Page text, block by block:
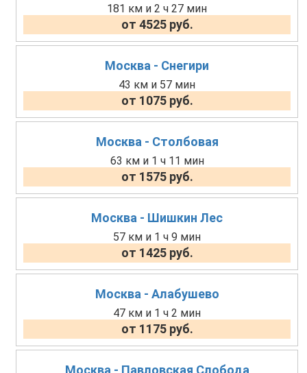
181 км и 2 ч 27 мин
от 4525 руб.
Москва - Снегири
43 км и 57 мин
от 1075 руб.
Москва - Столбовая
63 км и 1 ч 11 мин
от 1575 руб.
Москва - Шишкин Лес
57 км и 1 ч 9 мин
от 1425 руб.
Москва - Алабушево
47 км и 1 ч 2 мин
от 1175 руб.
Москва - Павловская Слобода